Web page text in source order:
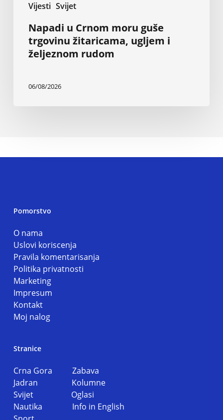
Vijesti Svijet
Napadi u Crnom moru guše
trgovinu žitaricama, ugljem i
željeznom rudom
06/08/2026
Pomorstvo
O nama
Uslovi koriscenja
Pravila komentarisanja
Politika privatnosti
Marketing
Impresum
Kontakt
Moj nalog
Stranice
Crna Gora Zabava
Jadran Kolumne
Svijet Oglasi
Nautika Info in English